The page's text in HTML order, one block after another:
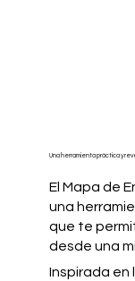
Una herramienta práctica y
El Mapa de
una
que te
desde una
Inspirada en